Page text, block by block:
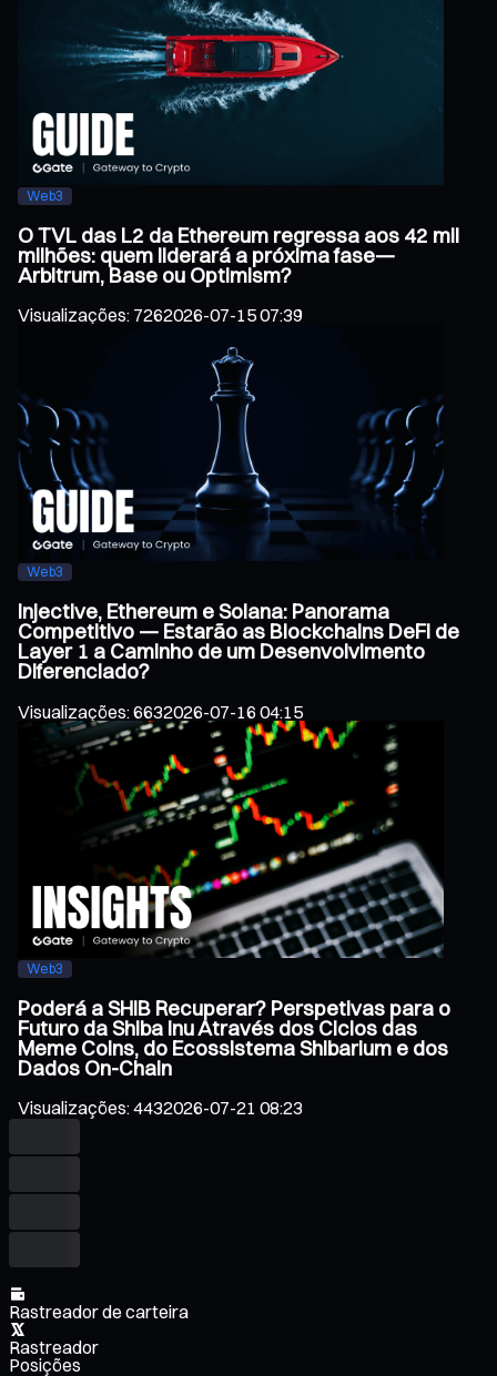
Web3
O TVL das L2 da Ethereum regressa aos 42 mil
milhões: quem liderará a próxima fase—
Arbitrum, Base ou Optimism?
Visualizações: 7262026-07-15 07:39
Web3
Injective, Ethereum e Solana: Panorama
Competitivo — Estarão as Blockchains DeFi de
Layer 1 a Caminho de um Desenvolvimento
Diferenciado?
Visualizações:6632026-07-16 04:15
Web3
Poderá a SHIB Recuperar? Perspetivas para o
Futuro da Shiba Inu Através dos Ciclos das
Meme Coins, do Ecossistema Shibarium e dos
Dados On-Chain
Visualizações:4432026-07-21 08:23
Rastreador de carteira
Rastreador
Posições